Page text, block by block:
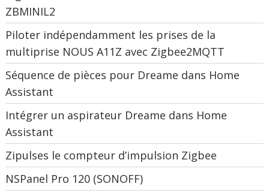
ZBMINIL2
Piloter indépendamment les prises de la
multiprise NOUS A11Z avec Zigbee2MQTT
Séquence de pièces pour Dreame dans Home
Assistant
Intégrer un aspirateur Dreame dans Home
Assistant
Zipulses le compteur d’impulsion Zigbee
NSPanel Pro 120 (SONOFF)